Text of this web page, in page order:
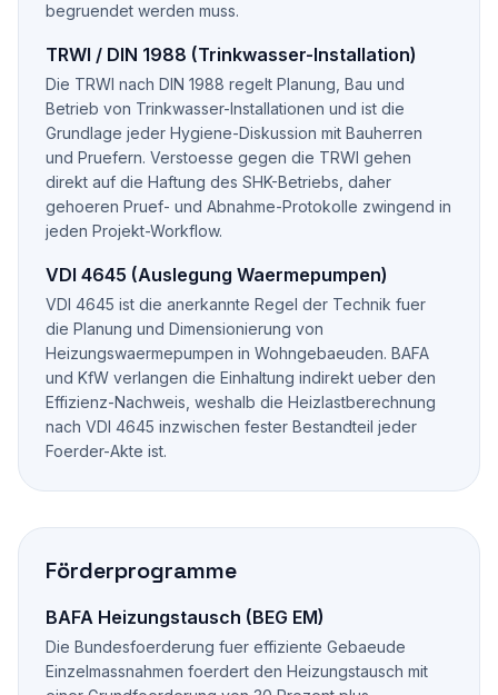
begruendet werden muss.
TRWI / DIN 1988 (Trinkwasser-Installation)
Die TRWI nach DIN 1988 regelt Planung, Bau und
Betrieb von Trinkwasser-Installationen und ist die
Grundlage jeder Hygiene-Diskussion mit Bauherren
und Pruefern. Verstoesse gegen die TRWI gehen
direkt auf die Haftung des SHK-Betriebs, daher
gehoeren Pruef- und Abnahme-Protokolle zwingend in
jeden Projekt-Workflow.
VDI 4645 (Auslegung Waermepumpen)
VDI 4645 ist die anerkannte Regel der Technik fuer
die Planung und Dimensionierung von
Heizungswaermepumpen in Wohngebaeuden. BAFA
und KfW verlangen die Einhaltung indirekt ueber den
Effizienz-Nachweis, weshalb die Heizlastberechnung
nach VDI 4645 inzwischen fester Bestandteil jeder
Foerder-Akte ist.
Förderprogramme
BAFA Heizungstausch (BEG EM)
Die Bundesfoerderung fuer effiziente Gebaeude
Einzelmassnahmen foerdert den Heizungstausch mit